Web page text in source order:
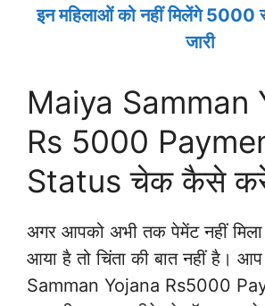
इन महिलाओं को नहीं मिलेंगे 5000
जारी
Maiya Samman
Rs 5000
Status चेक कैसे
अगर आपको अभी तक पेमेंट नहीं
आया है तो चिंता की बात नहीं है।
Samman Yojana Rs5000